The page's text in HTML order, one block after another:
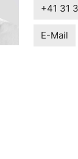
+41 31
E-Mail